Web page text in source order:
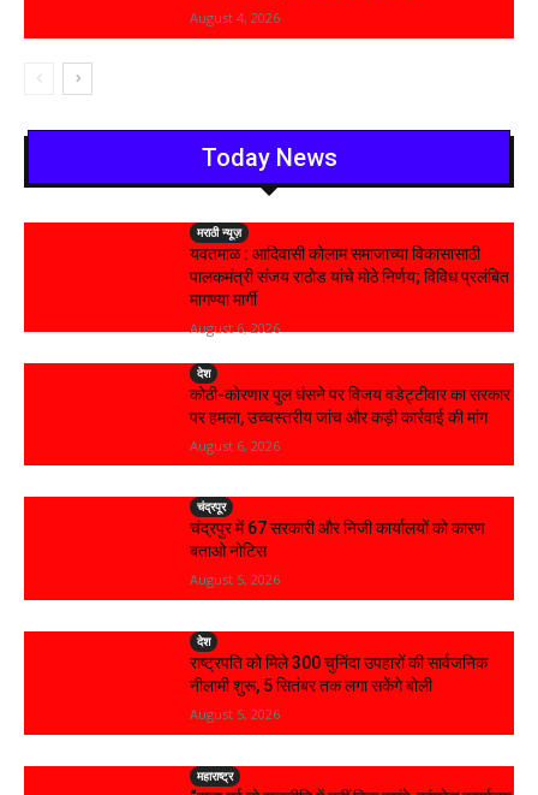
August 4, 2026
Today News
मराठी न्यूज़
यवतमाळ : आदिवासी कोलाम समाजाच्या विकासासाठी
पालकमंत्री संजय राठोड यांचे मोठे निर्णय; विविध प्रलंबित
मागण्या मार्गी
August 6, 2026
देश
कोठी-कोरणार पुल धंसने पर विजय वडेट्टीवार का सरकार
पर हमला, उच्चस्तरीय जांच और कड़ी कार्रवाई की मांग
August 6, 2026
चंद्रपूर
चंद्रपुर में 67 सरकारी और निजी कार्यालयों को कारण
बताओ नोटिस
August 5, 2026
देश
राष्ट्रपति को मिले 300 चुनिंदा उपहारों की सार्वजनिक
नीलामी शुरू, 5 सितंबर तक लगा सकेंगे बोली
August 5, 2026
महाराष्ट्र